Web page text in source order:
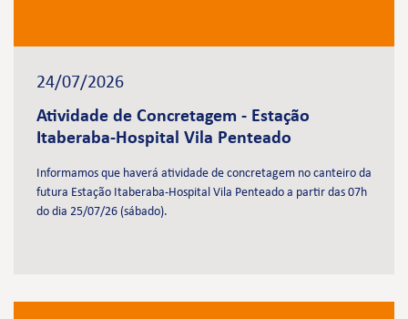
24/07/2026
Atividade de Concretagem - Estação
Itaberaba-Hospital Vila Penteado
Informamos que haverá atividade de concretagem no canteiro da
futura Estação Itaberaba-Hospital Vila Penteado a partir das 07h
do dia 25/07/26 (sábado).